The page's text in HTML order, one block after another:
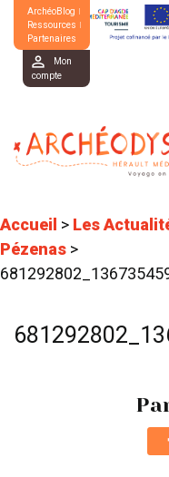
ArchéoBlog
Ressources
Partenaires
Mon
compte
Accueil > Les
Pézenas >